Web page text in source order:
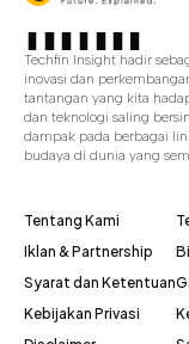
Techfin Insight hadir
inovasi dan
tantangan yang kita
dan teknologi saling
dampak pada berbagai
budaya di dunia yang
Tentang Kami
Iklan & Partnership
Syarat dan Ketentuan
Kebijakan Privasi